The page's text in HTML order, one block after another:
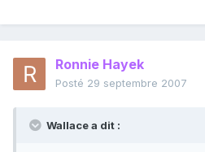
Ronnie Hayek
Posté 29 septembre 2007
Wallace a dit :